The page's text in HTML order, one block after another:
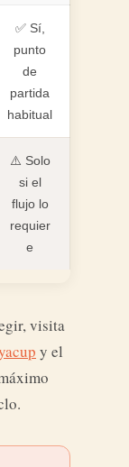
✅ Sí,
punto
de
partida
habitual
⚠️ Solo
si el
flujo lo
requier
e
visita
y el